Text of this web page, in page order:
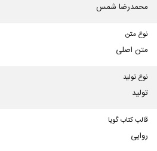
محمدرضا شمس
نوع متن
متن اصلی
نوع تولید
تولید
قالب کتاب گویا
روایی